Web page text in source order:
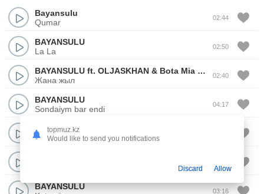
Bayansulu
Qumar
02:44
BAYANSULU
La La
02:50
BAYANSULU ft. OLJASKHAN & Bota Mia
Nurbolkhan
Жана жыл
02:40
BAYANSULU
Sondaiym bar endi
04:17
BAYANSULU
Mumkin emes
BAYANSULU
03:16
topmuz.kz
Would like to send you notifications
Discard Allow